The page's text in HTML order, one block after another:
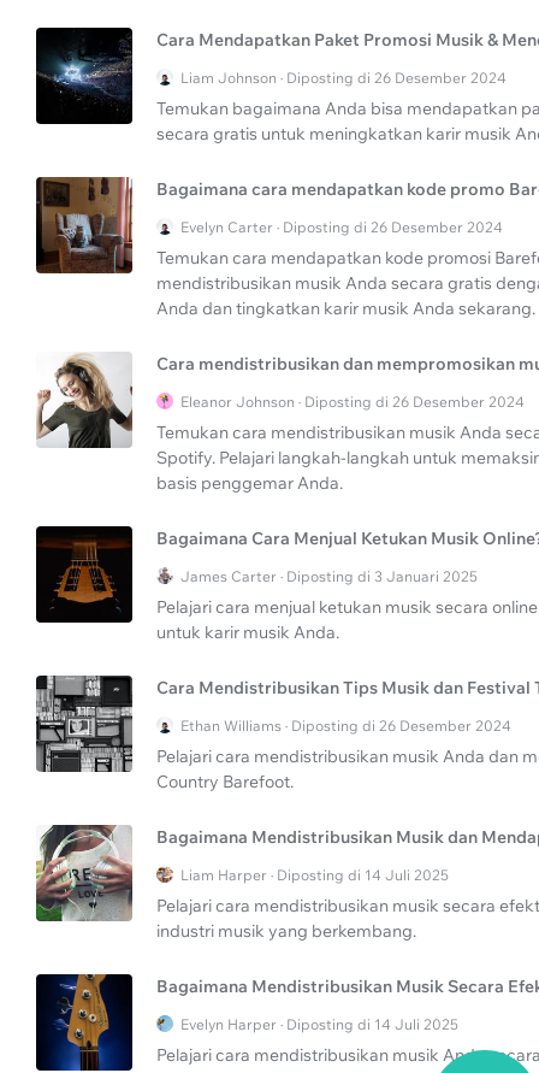
Cara Mendapatkan Paket Promosi Musik &
Liam Johnson · Diposting di 26 Desember 2024
Temukan bagaimana Anda bisa mendapatkan
secara gratis untuk meningkatkan karir musik
Bagaimana cara mendapatkan kode promo
Evelyn Carter · Diposting di 26 Desember 2024
Temukan cara mendapatkan kode promosi
mendistribusikan musik Anda secara gratis
Anda dan tingkatkan karir musik Anda sekarang.
Cara mendistribusikan dan mempromosikan
Eleanor Johnson · Diposting di 26 Desember 2024
Temukan cara mendistribusikan musik Anda
Spotify. Pelajari langkah-langkah untuk
basis penggemar Anda.
Bagaimana Cara Menjual Ketukan Musik
James Carter · Diposting di 3 Januari 2025
Pelajari cara menjual ketukan musik secara
untuk karir musik Anda.
Cara Mendistribusikan Tips Musik dan Festival
Ethan Williams · Diposting di 26 Desember 2024
Pelajari cara mendistribusikan musik Anda dan
Country Barefoot.
Bagaimana Mendistribusikan Musik dan
Liam Harper · Diposting di 14 Juli 2025
Pelajari cara mendistribusikan musik secara
industri musik yang berkembang.
Bagaimana Mendistribusikan Musik Secara
Evelyn Harper · Diposting di 14 Juli 2025
Pelajari cara mendistribusikan musik Anda